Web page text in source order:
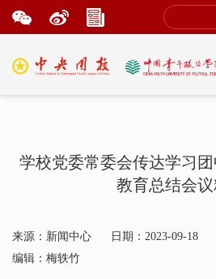
学校党委常委会传达学习
教育总结会
来源：新闻中心 日期：2023-09-18
编辑：梅轶竹